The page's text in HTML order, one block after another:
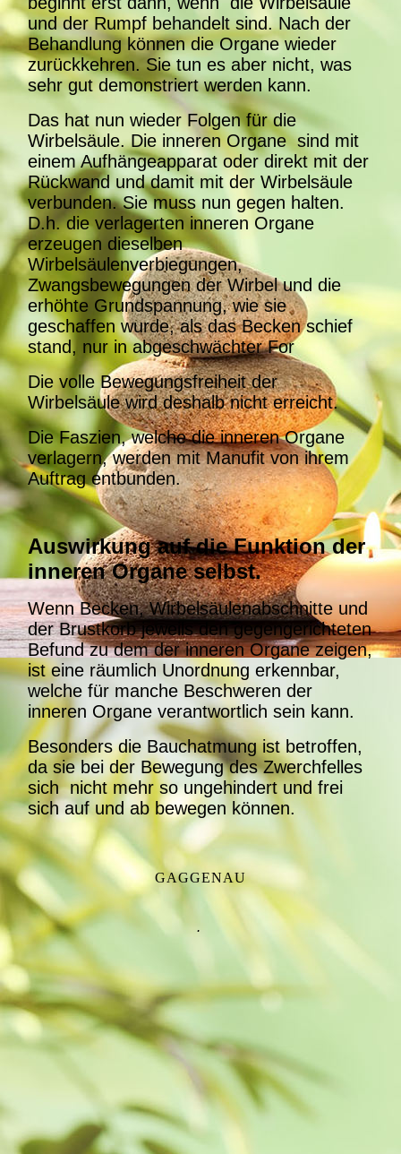
und der Rumpf behandelt sind. Nach der
Behandlung können die Organe wieder
zurückkehren. Sie tun es aber nicht, was
sehr gut demonstriert werden kann.
Das hat nun wieder Folgen für die
Wirbelsäule. Die inneren Organe sind mit
einem Aufhängeapparat oder direkt mit der
Rückwand und damit mit der Wirbelsäule
verbunden. Sie muss nun gegen halten.
D.h. die verlagerten inneren Organe
erzeugen dieselben
Wirbelsäulenverbiegungen,
Zwangsbewegungen der Wirbel und die
erhöhte Grundspannung, wie sie
geschaffen wurde, als das Becken schief
stand, nur in abgeschwächter For
Die volle Bewegungsfreiheit der
Wirbelsäule wird deshalb nicht erreicht.
Die Faszien, welche die inneren Organe
verlagern, werden mit Manufit von ihrem
Auftrag entbunden.
Auswirkung auf die Funktion der
inneren Organe selbst.
Wenn Becken, Wirbelsäulenabschnitte und
der Brustkorb jeweils den gegengerichteten
Befund zu dem der inneren Organe zeigen,
ist eine räumlich Unordnung erkennbar,
welche für manche Beschweren der
inneren Organe verantwortlich sein kann.
Besonders die Bauchatmung ist betroffen,
da sie bei der Bewegung des Zwerchfelles
sich nicht mehr so ungehindert und frei
sich auf und ab bewegen können.
GAGGENAU
.